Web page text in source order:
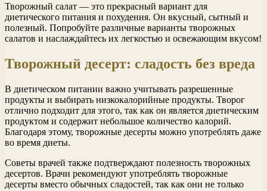
Творожный салат — это прекрасный вариант для
диетического питания и похудения. Он вкусный, сытный и
полезный. Попробуйте различные варианты творожных
салатов и наслаждайтесь их легкостью и освежающим вкусом!
Творожный десерт: сладость без вреда
В диетическом питании важно учитывать разрешенные
продукты и выбирать низкокалорийные продукты. Творог
отлично подходит для этого, так как он является диетическим
продуктом и содержит небольшое количество калорий.
Благодаря этому, творожные десерты можно употреблять даже
во время диеты.
Советы врачей также подтверждают полезность творожных
десертов. Врачи рекомендуют употреблять творожные
десерты вместо обычных сладостей, так как они не только